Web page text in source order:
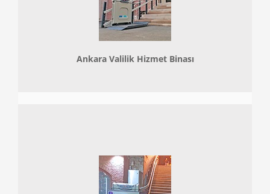
Ankara Valilik Hizmet Binası